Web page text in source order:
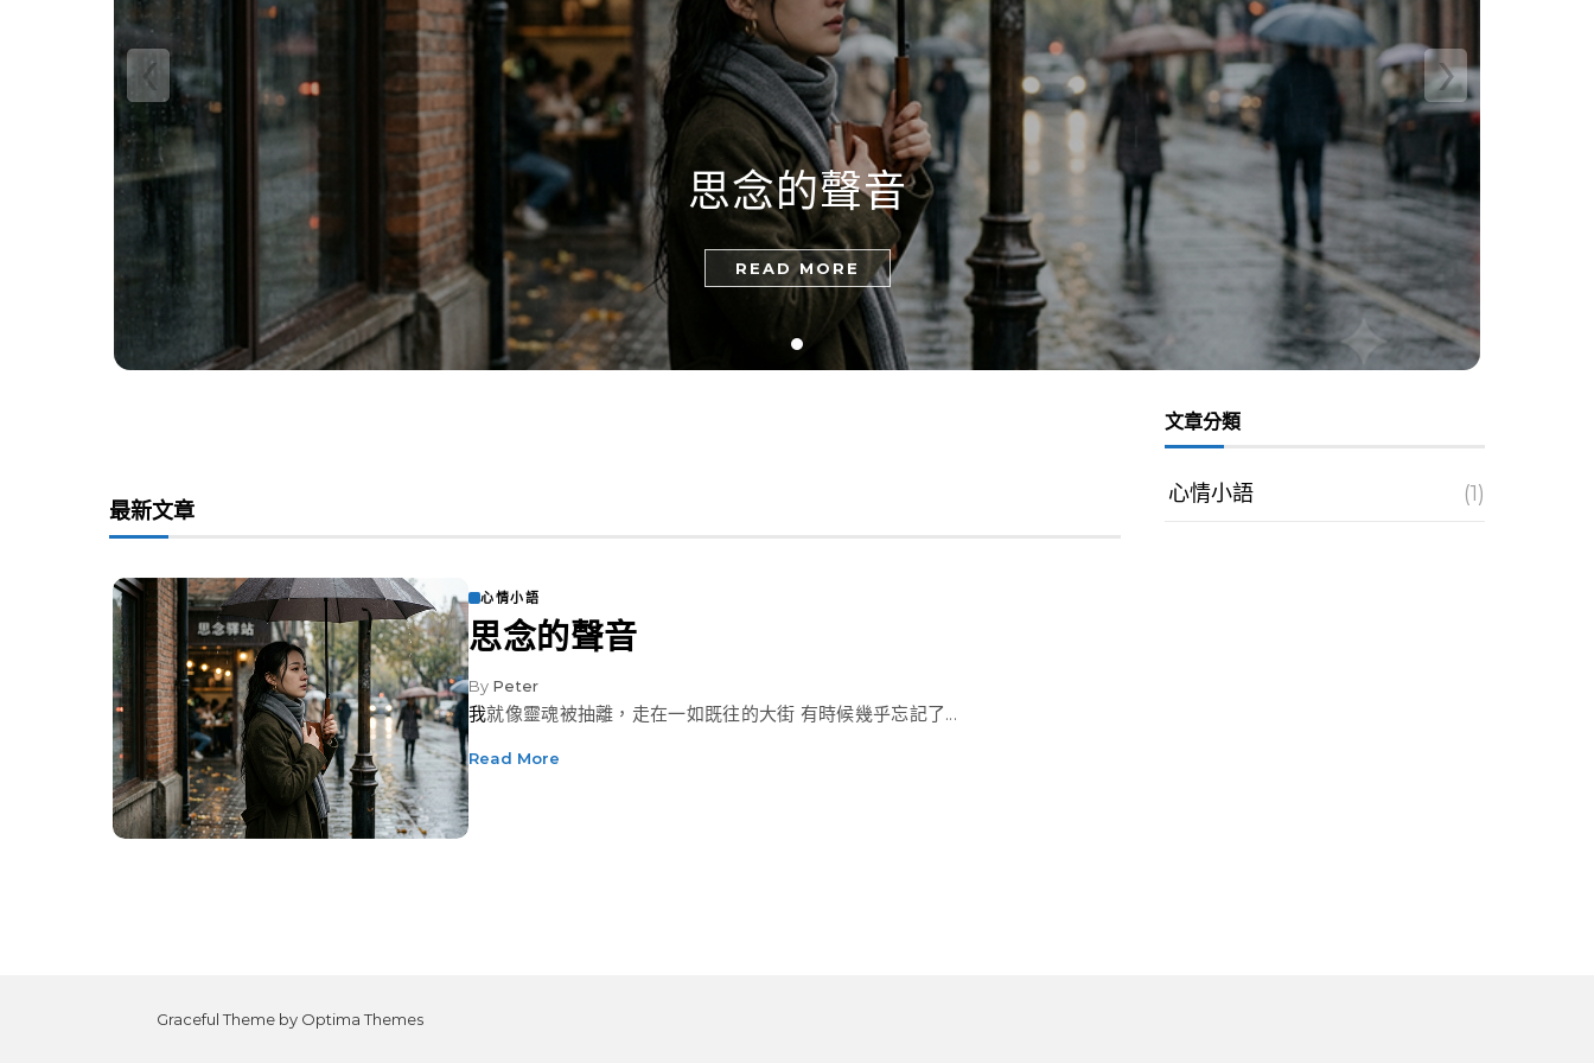
思念的聲音
READ MORE
‹ ›
最新文章
心情小語
思念的聲音
By Peter
我就像靈魂被抽離，走在一如既往的大街 有時候幾乎忘記了...
Read More
文章分類
心情小語 (1)
Graceful Theme by Optima Themes